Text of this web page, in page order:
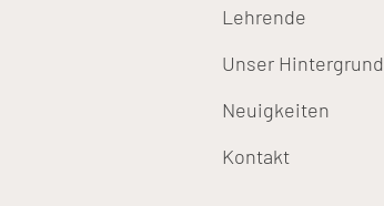
Lehrende
Unser Hintergrund
Neuigkeiten
Kontakt